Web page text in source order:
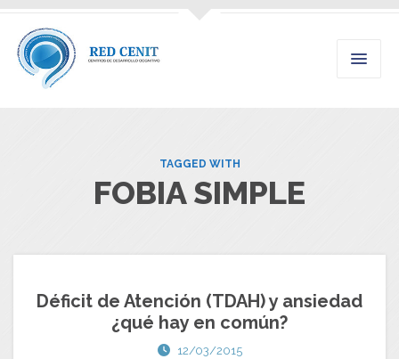
TAGGED WITH
FOBIA SIMPLE
Déficit de Atención (TDAH) y ansiedad
¿qué hay en común?
12/03/2015